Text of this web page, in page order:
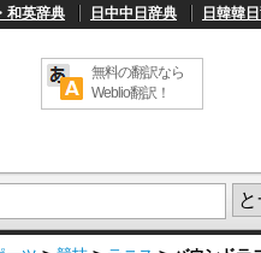
和英辞典 日中中日辞典 日韓韓
無料の翻訳なら
Weblio翻訳！